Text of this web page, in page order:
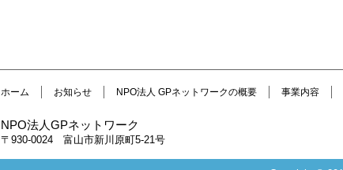
ホーム お知らせ NPO法人 GPネットワークの概要 事業内容
NPO法人GPネットワーク
〒930-0024 富山市新川原町5-21号